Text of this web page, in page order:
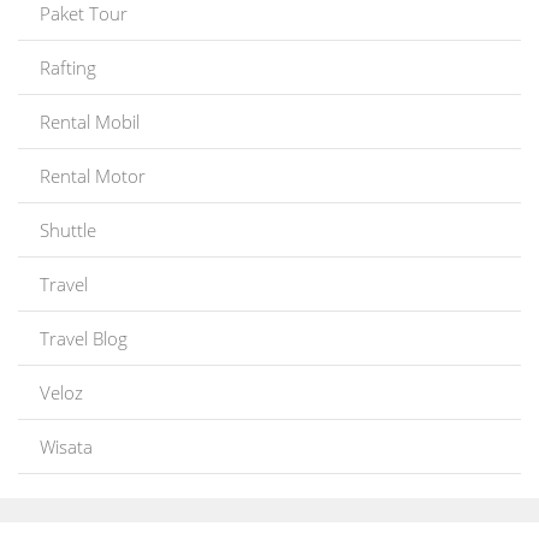
Paket Tour
Rafting
Rental Mobil
Rental Motor
Shuttle
Travel
Travel Blog
Veloz
Wisata